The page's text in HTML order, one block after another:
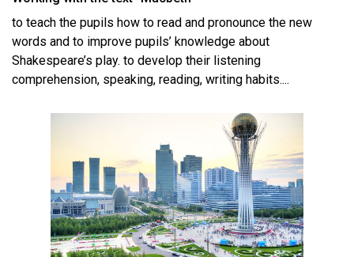
to teach the pupils how to read and pronounce the new
words and to improve pupils’ knowledge about
Shakespeare’s play. to develop their listening
comprehension, speaking, reading, writing habits....